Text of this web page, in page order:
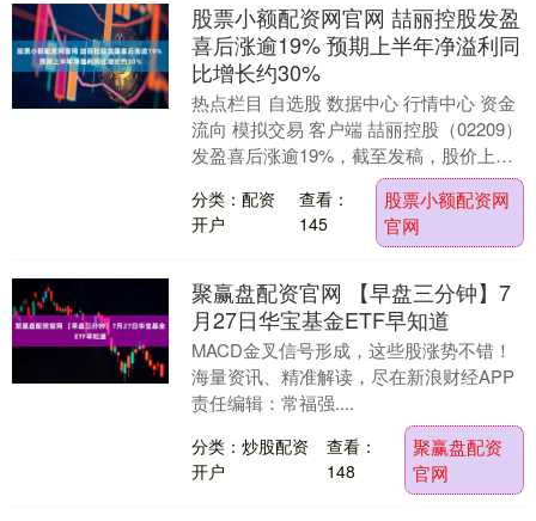
股票小额配资网官网 喆丽控股发盈
喜后涨逾19% 预期上半年净溢利同
比增长约30%
热点栏目 自选股 数据中心 行情中心 资金
流向 模拟交易 客户端 喆丽控股（02209）
发盈喜后涨逾19%，截至发稿，股价上涨
18.77%，现报3.29港元，成....
分类：配资
开户
查看：
145
股票小额配资网
官网
聚赢盘配资官网 【早盘三分钟】7
月27日华宝基金ETF早知道
MACD金叉信号形成，这些股涨势不错！
海量资讯、精准解读，尽在新浪财经APP
责任编辑：常福强....
分类：炒股配资
开户
查看：
148
聚赢盘配资
官网